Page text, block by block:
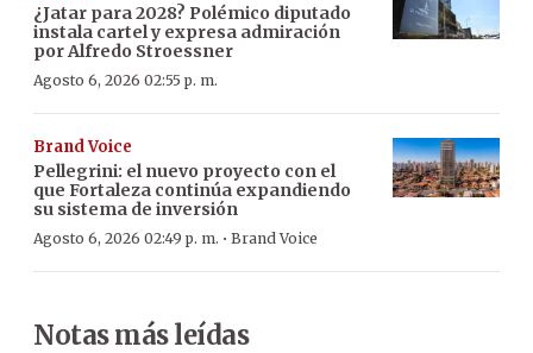
¿Jatar para 2028? Polémico diputado
instala cartel y expresa admiración
por Alfredo Stroessner
Agosto 6, 2026 02:55 p. m.
Brand Voice
Pellegrini: el nuevo proyecto con el
que Fortaleza continúa expandiendo
su sistema de inversión
Agosto 6, 2026 02:49 p. m. · Brand Voice
Notas más leídas